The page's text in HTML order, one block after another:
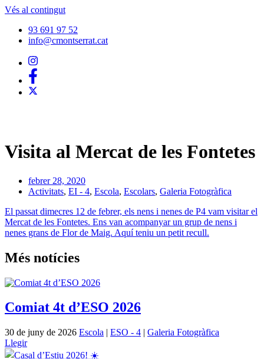
Vés al contingut
93 691 97 52
info@cmontserrat.cat
Visita al Mercat de les Fontetes
febrer 28, 2020
Activitats, EI - 4, Escola, Escolars, Galeria Fotogràfica
El passat dimecres 12 de febrer, els nens i nenes de P4 vam visitar el
Mercat de les Fontetes. Ens van acompanyar un grup de nens i
nenes grans de Flor de Maig. Aquí teniu un petit recull.
Més notícies
Comiat 4t d’ESO 2026
30 de juny de 2026 Escola | ESO - 4 | Galeria Fotogràfica
Llegir